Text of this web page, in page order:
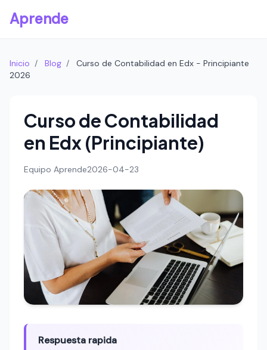
Aprende
Inicio / Blog /
Curso de Contabilidad en Edx - Principiante
2026
Curso de Contabilidad
en Edx (Principiante)
Equipo Aprende2026-04-23
Respuesta rapida